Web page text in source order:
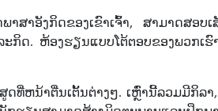
ສາອັງກິດຂອງເຂົາເຈົ້າ, ສາມາດສອບ
ະກິດ. ຫ້ອງຮຽນແບບໂຕ້ຕອບຂອງພວກ
ທີ່ຫນ້າຕື່ນເຕັ້ນຕ່າງໆ. ເຫຼົ່ານີ້ລວມມີກິລາ